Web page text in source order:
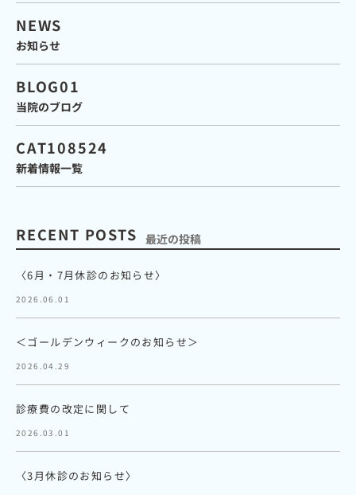
NEWS
お知らせ
BLOG01
当院のブログ
CAT108524
新着情報一覧
RECENT POSTS 最近の投稿
〈6月・7月休診のお知らせ〉
2026.06.01
＜ゴールデンウィークのお知らせ＞
2026.04.29
診療費の改定に関して
2026.03.01
〈3月休診のお知らせ〉